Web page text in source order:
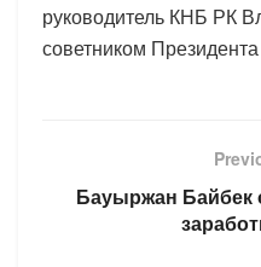
руководитель КНБ РК
советником
Бауыржан Байбек